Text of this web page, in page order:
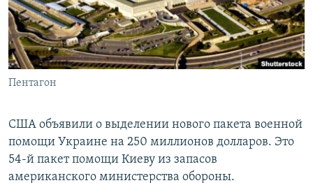
Пентагон
США объявили о выделении нового пакета военной
помощи Украине на 250 миллионов долларов. Это
54-й пакет помощи Киеву из запасов
американского министерства обороны.